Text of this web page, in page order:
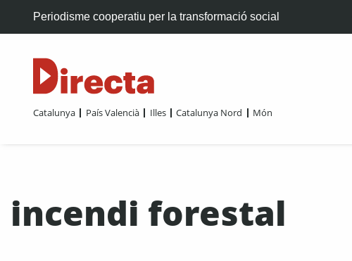
Periodisme cooperatiu per la transformació social
Catalunya País Valencià Illes Catalunya Nord Món
incendi forestal